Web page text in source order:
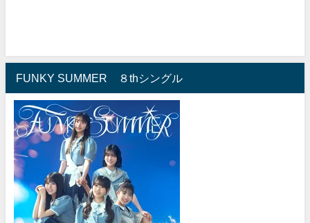
FUNKY SUMMER ８thシングル